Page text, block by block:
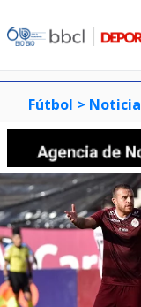
Fútbol > Noticia